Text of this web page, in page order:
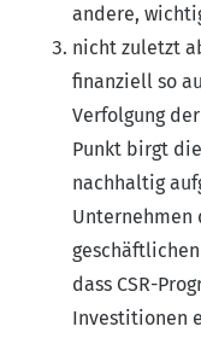
andere,
nicht zuletzt
finanziell so
Verfolgung
Punkt birgt
nachhaltig
Unternehmen
dass CSR-
Investitionen